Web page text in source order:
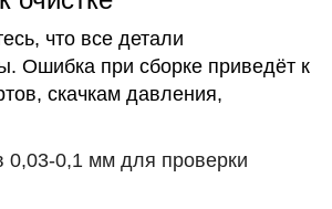
что все детали
Ошибка при сборке приведёт к
скачкам давления,
0,03-0,1 мм для проверки